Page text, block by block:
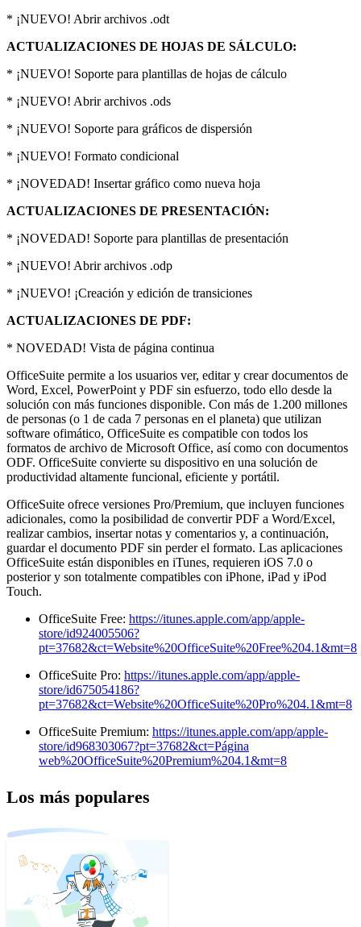
* ¡NUEVO! Abrir archivos .odt
ACTUALIZACIONES DE HOJAS DE SÁLCULO:
* ¡NUEVO! Soporte para plantillas de hojas de cálculo
* ¡NUEVO! Abrir archivos .ods
* ¡NUEVO! Soporte para gráficos de dispersión
* ¡NUEVO! Formato condicional
* ¡NOVEDAD! Insertar gráfico como nueva hoja
ACTUALIZACIONES DE PRESENTACIÓN:
* ¡NOVEDAD! Soporte para plantillas de presentación
* ¡NUEVO! Abrir archivos .odp
* ¡NUEVO! ¡Creación y edición de transiciones
ACTUALIZACIONES DE PDF:
* NOVEDAD! Vista de página continua
OfficeSuite permite a los usuarios ver, editar y crear documentos de
Word, Excel, PowerPoint y PDF sin esfuerzo, todo ello desde la
solución con más funciones disponible. Con más de 1.200 millones
de personas (o 1 de cada 7 personas en el planeta) que utilizan
software ofimático, OfficeSuite es compatible con todos los
formatos de archivo de Microsoft Office, así como con documentos
ODF. OfficeSuite convierte su dispositivo en una solución de
productividad altamente funcional, eficiente y portátil.
OfficeSuite ofrece versiones Pro/Premium, que incluyen funciones
adicionales, como la posibilidad de convertir PDF a Word/Excel,
realizar cambios, insertar notas y comentarios y, a continuación,
guardar el documento PDF sin perder el formato. Las aplicaciones
OfficeSuite están disponibles en iTunes, requieren iOS 7.0 o
posterior y son totalmente compatibles con iPhone, iPad y iPod
Touch.
OfficeSuite Free: https://itunes.apple.com/app/apple-
store/id924005506?
pt=37682&ct=Website%20OfficeSuite%20Free%204.1&mt=8
OfficeSuite Pro: https://itunes.apple.com/app/apple-
store/id675054186?
pt=37682&ct=Website%20OfficeSuite%20Pro%204.1&mt=8
OfficeSuite Premium: https://itunes.apple.com/app/apple-
store/id968303067?pt=37682&ct=Página
web%20OfficeSuite%20Premium%204.1&mt=8
Los más populares